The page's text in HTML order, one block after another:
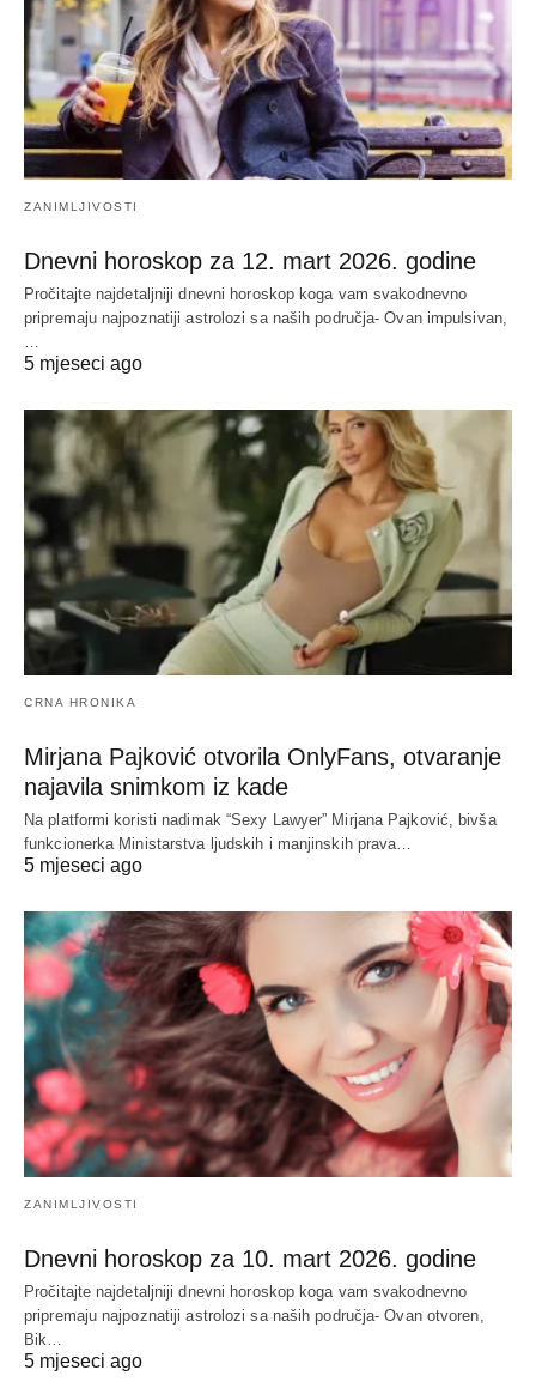
ZANIMLJIVOSTI
Dnevni horoskop za 12. mart 2026. godine
Pročitajte najdetaljniji dnevni horoskop koga vam svakodnevno
pripremaju najpoznatiji astrolozi sa naših područja- Ovan impulsivan,
…
5 mjeseci ago
CRNA HRONIKA
Mirjana Pajković otvorila OnlyFans, otvaranje
najavila snimkom iz kade
Na platformi koristi nadimak “Sexy Lawyer” Mirjana Pajković, bivša
funkcionerka Ministarstva ljudskih i manjinskih prava…
5 mjeseci ago
ZANIMLJIVOSTI
Dnevni horoskop za 10. mart 2026. godine
Pročitajte najdetaljniji dnevni horoskop koga vam svakodnevno
pripremaju najpoznatiji astrolozi sa naših područja- Ovan otvoren,
Bik…
5 mjeseci ago